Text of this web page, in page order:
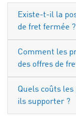
Existe-t-il la
de fret fermée ?
Comment les
des offres de
Quels coûts
ils supporter ?